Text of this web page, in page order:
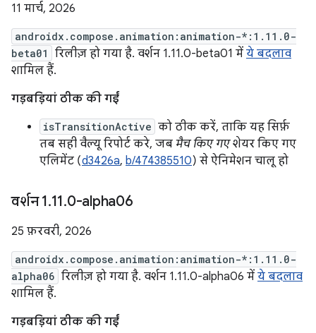
11 मार्च, 2026
androidx.compose.animation:animation-*:1.11.0-
beta01
रिलीज़ हो गया है. वर्शन 1.11.0-beta01 में ये बदलाव
शामिल हैं.
गड़बड़ियां ठीक की गईं
isTransitionActive को ठीक करें, ताकि यह सिर्फ़
तब सही वैल्यू रिपोर्ट करे, जब मैच किए गएशेयर किए गए
एलिमेंट (d3426a, b/474385510) से ऐनिमेशन चालू हो
वर्शन 1.11.0-alpha06
25 फ़रवरी, 2026
androidx.compose.animation:animation-*:1.11.0-
alpha06 रिलीज़ हो गया है. वर्शन 1.11.0-alpha06 में ये बदलाव
शामिल हैं.
गड़बड़ियां ठीक की गईं